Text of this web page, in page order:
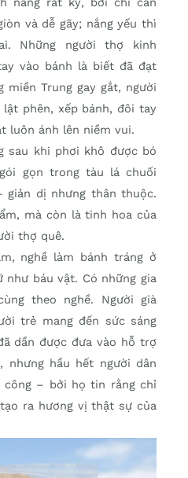
và dễ gãy; nắng yếu thì
Những người thợ kinh
vào bánh là biết đã đạt
miền Trung gay gắt, người
phên, xếp bánh, đôi tay
luôn ánh lên niềm vui.
sau khi phơi khô được bó
gọn trong tàu lá chuối
giản dị nhưng thân thuộc.
mà còn là tinh hoa của
thợ quê.
nghề làm bánh tráng ở
như báu vật. Có những gia
theo nghề. Người già
trẻ mang đến sức sáng
dần được đưa vào hỗ trợ
nhưng hầu hết người dân
– bởi họ tin rằng chỉ
ra hương vị thật sự của